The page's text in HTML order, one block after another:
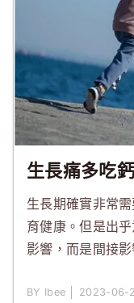
生長痛多吃
生長期確實非常
育健康。但是出
影響，而是間接影
BY Ibee │ 2023-06-